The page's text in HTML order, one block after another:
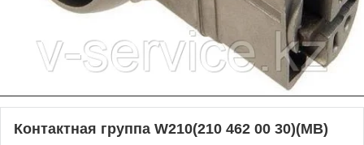
Контактная группа W210(210 462 00 30)(MB)